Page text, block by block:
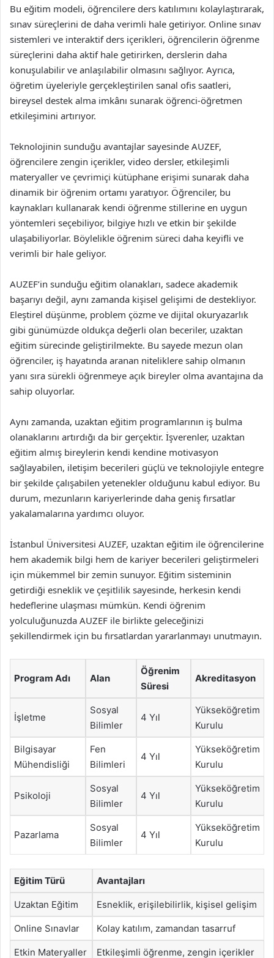
Bu eğitim modeli, öğrencilere ders katılımını kolaylaştırarak,
sınav süreçlerini de daha verimli hale getiriyor. Online sınav
sistemleri ve interaktif ders içerikleri, öğrencilerin öğrenme
süreçlerini daha aktif hale getirirken, derslerin daha
konuşulabilir ve anlaşılabilir olmasını sağlıyor. Ayrıca,
öğretim üyeleriyle gerçekleştirilen sanal ofis saatleri,
bireysel destek alma imkânı sunarak öğrenci-öğretmen
etkileşimini artırıyor.
Teknolojinin sunduğu avantajlar sayesinde AUZEF,
öğrencilere zengin içerikler, video dersler, etkileşimli
materyaller ve çevrimiçi kütüphane erişimi sunarak daha
dinamik bir öğrenim ortamı yaratıyor. Öğrenciler, bu
kaynakları kullanarak kendi öğrenme stillerine en uygun
yöntemleri seçebiliyor, bilgiye hızlı ve etkin bir şekilde
ulaşabiliyorlar. Böylelikle öğrenim süreci daha keyifli ve
verimli bir hale geliyor.
AUZEF’in sunduğu eğitim olanakları, sadece akademik
başarıyı değil, aynı zamanda kişisel gelişimi de destekliyor.
Eleştirel düşünme, problem çözme ve dijital okuryazarlık
gibi günümüzde oldukça değerli olan beceriler, uzaktan
eğitim sürecinde geliştirilmekte. Bu sayede mezun olan
öğrenciler, iş hayatında aranan niteliklere sahip olmanın
yanı sıra sürekli öğrenmeye açık bireyler olma avantajına da
sahip oluyorlar.
Aynı zamanda, uzaktan eğitim programlarının iş bulma
olanaklarını artırdığı da bir gerçektir. İşverenler, uzaktan
eğitim almış bireylerin kendi kendine motivasyon
sağlayabilen, iletişim becerileri güçlü ve teknolojiyle entegre
bir şekilde çalışabilen yetenekler olduğunu kabul ediyor. Bu
durum, mezunların kariyerlerinde daha geniş fırsatlar
yakalamalarına yardımcı oluyor.
İstanbul Üniversitesi AUZEF, uzaktan eğitim ile öğrencilerine
hem akademik bilgi hem de kariyer becerileri geliştirmeleri
için mükemmel bir zemin sunuyor. Eğitim sisteminin
getirdiği esneklik ve çeşitlilik sayesinde, herkesin kendi
hedeflerine ulaşması mümkün. Kendi öğrenim
yolculuğunuzda AUZEF ile birlikte geleceğinizi
şekillendirmek için bu fırsatlardan yararlanmayı unutmayın.
Program Adı Alan
Öğrenim
Süresi
Akreditasyon
İşletme
Sosyal
Bilimler
4 Yıl
Yükseköğretim
Kurulu
Bilgisayar
Mühendisliği
Fen
Bilimleri
4 Yıl
Yükseköğretim
Kurulu
Psikoloji
Sosyal
Bilimler
4 Yıl
Yükseköğretim
Kurulu
Pazarlama
Sosyal
Bilimler
4 Yıl
Yükseköğretim
Kurulu
Eğitim Türü Avantajları
Uzaktan Eğitim Esneklik, erişilebilirlik, kişisel gelişim
Online Sınavlar Kolay katılım, zamandan tasarruf
Etkin Materyaller Etkileşimli öğrenme, zengin içerikler